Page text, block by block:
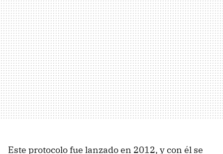
Este protocolo fue lanzado en 2012, y con él se